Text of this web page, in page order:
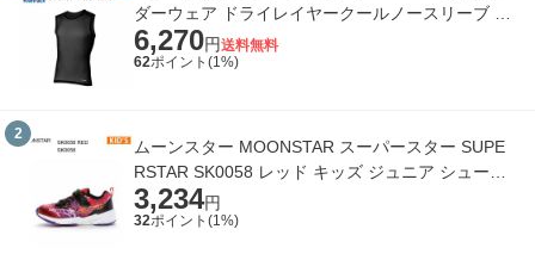
ダーウェア ドライレイヤークールノースリーブ メ
ンズ FUM0825-BK
6,270円送料無料
62ポイント(1%)
2
ムーンスター MOONSTAR スーパースター SUPE
RSTAR SK0058 レッド キッズ ジュニア シューズ
スニーカー 正規品
3,234円
32ポイント(1%)